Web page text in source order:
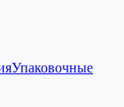
Упаковочные